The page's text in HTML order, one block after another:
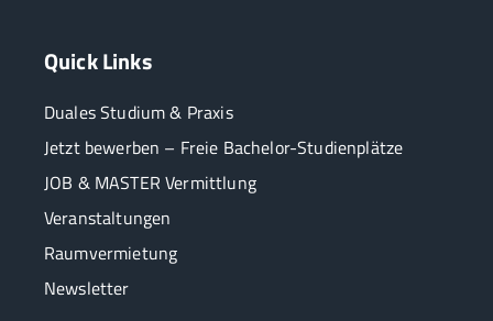
Quick Links
Duales Studium & Praxis
Jetzt bewerben – Freie Bachelor-Studienplätze
JOB & MASTER Vermittlung
Veranstaltungen
Raumvermietung
Newsletter